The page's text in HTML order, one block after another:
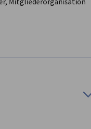
Markteinstieg.